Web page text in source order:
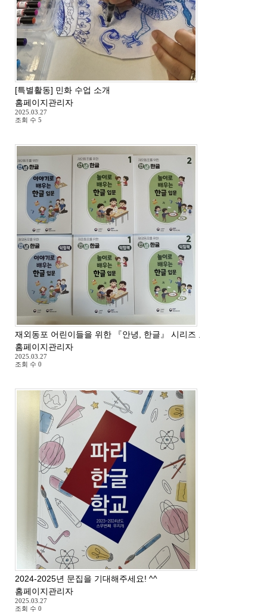
[특별활동] 민화 수업 소개
홈페이지관리자
2025.03.27
조회 수 5
재외동포 어린이들을 위한 『안녕, 한글』 시리즈 교재 도착
홈페이지관리자
2025.03.27
조회 수 0
2024-2025년 문집을 기대해주세요! ^^
홈페이지관리자
2025.03.27
조회 수 0